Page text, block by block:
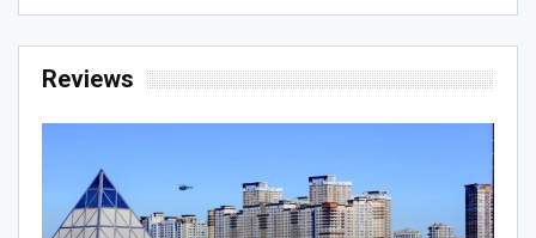
Reviews